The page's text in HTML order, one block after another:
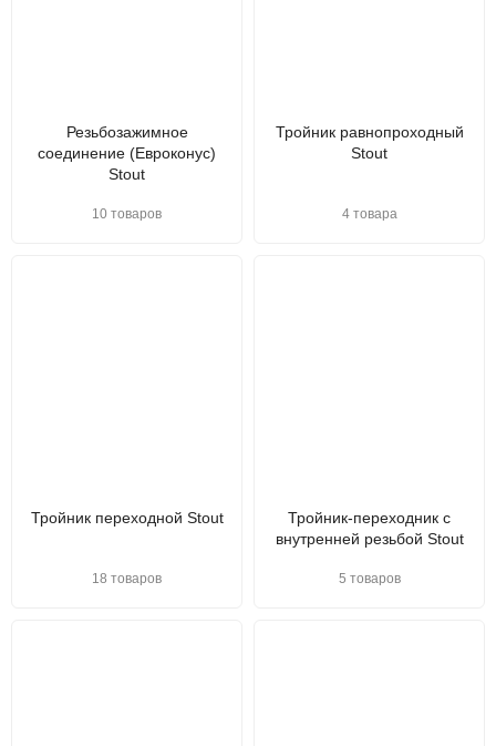
Резьбозажимное
соединение (Евроконус)
Stout
10 товаров
Тройник равнопроходный
Stout
4 товара
Тройник переходной Stout
18 товаров
Тройник-переходник с
внутренней резьбой Stout
5 товаров